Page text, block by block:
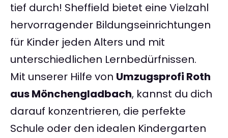
tief durch! Sheffield bietet eine Vielzahl
hervorragender Bildungseinrichtungen
für Kinder jeden Alters und mit
unterschiedlichen Lernbedürfnissen.
Mit unserer Hilfe von Umzugsprofi Roth
aus Mönchengladbach, kannst du dich
darauf konzentrieren, die perfekte
Schule oder den idealen Kindergarten